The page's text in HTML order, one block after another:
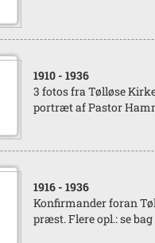
1910 - 1936
3 fotos fra Tølløse
portræt af Pastor
1916 - 1936
Konfirmander foran
præst. Flere opl.: se bag